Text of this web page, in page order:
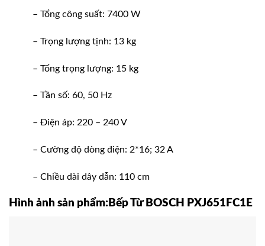
– Tổng công suất: 7400 W
– Trọng lượng tịnh: 13 kg
– Tổng trọng lượng: 15 kg
– Tần số: 60, 50 Hz
– Điện áp: 220 – 240 V
– Cường độ dòng điện: 2*16; 32 A
– Chiều dài dây dẫn: 110 cm
Hình ảnh sản phẩm:Bếp Từ BOSCH PXJ651FC1E